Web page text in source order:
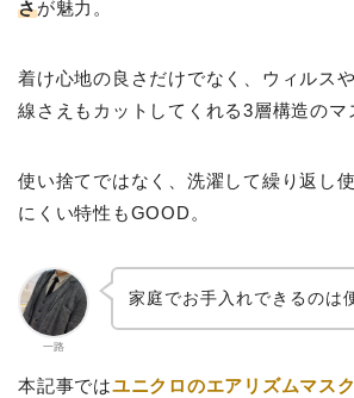
さが魅力。
着け心地の良さだけでなく、ウィルス
線さえもカットしてくれる3層構造のマ
使い捨てではなく、洗濯して繰り返し
にくい特性もGOOD。
一路
家庭でお手入れできるのは
本記事ではユニクロのエアリズムマス